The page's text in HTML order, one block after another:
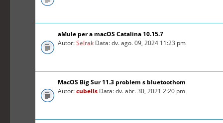
aMule per a macOS Catalina 10.15.7
Autor:Selrak Data: dv. ago. 09, 2024 11:23 pm
MacOS Big Sur 11.3 problem s bluetoothom
Autor:cubells Data: dv. abr. 30, 2021 2:20 pm